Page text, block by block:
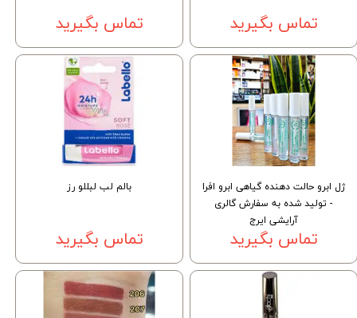
تماس بگیرید تماس بگیرید
ژل ابرو حالت دهنده گیاهی ابرو افرا
- تولید شده به سفارش گالری
آرایشی ایرج
تماس بگیرید
بالم لب لبللو رز
تماس بگیرید